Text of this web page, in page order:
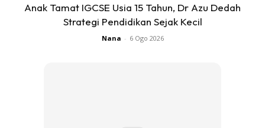
Anak Tamat IGCSE Usia 15 Tahun, Dr Azu Dedah
Strategi Pendidikan Sejak Kecil
Nana - 6 Ogo 2026